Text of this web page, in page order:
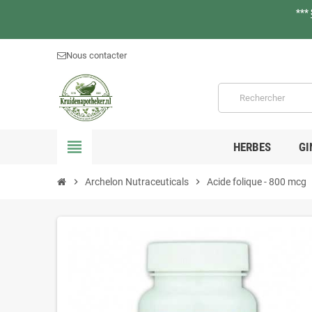
***
Nous contacter
view_headline HERBES
chevron_right Archelon Nutraceuticals chevron_right Acide folique - 800 mcg